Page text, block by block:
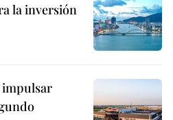
la inversión
impulsar